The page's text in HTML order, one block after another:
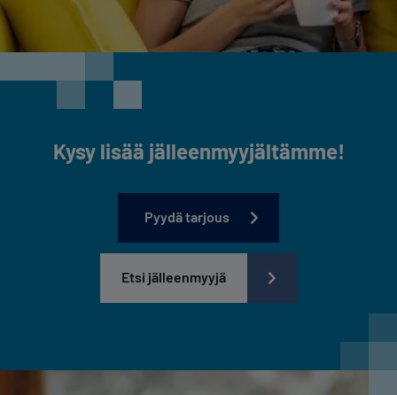
Kysy lisää jälleenmyyjältämme!
Pyydä tarjous
Etsi jälleenmyyjä